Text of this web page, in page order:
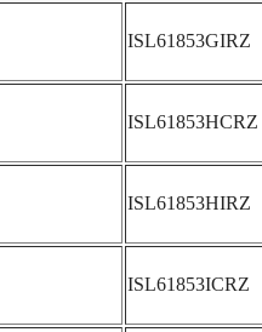
ISL61853GIRZ
ISL61853HCRZ
ISL61853HIRZ
ISL61853ICRZ